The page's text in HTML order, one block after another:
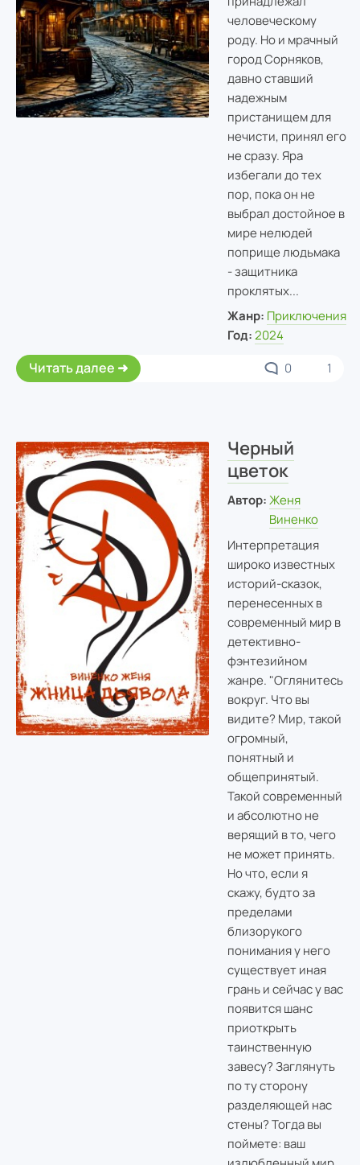
человеческому
роду. Но и мрачный
город Сорняков,
давно ставший
надежным
пристанищем для
нечисти, принял его
не сразу. Яра
избегали до тех
пор, пока он не
выбрал достойное в
мире нелюдей
поприще людьмака
- защитника
проклятых...
Жанр: Приключения
Год: 2024
Читать далее 0 1
Черный
цветок
Автор: Женя
Виненко
Интерпретация
широко известных
историй-сказок,
перенесенных в
современный мир в
детективно-
фэнтезийном
жанре. "Оглянитесь
вокруг. Что вы
видите? Мир, такой
огромный,
понятный и
общепринятый.
Такой современный
и абсолютно не
верящий в то, чего
не может принять.
Но что, если я
скажу, будто за
пределами
близорукого
понимания у него
существует иная
грань и сейчас у вас
появится шанс
приоткрыть
таинственную
завесу? Заглянуть
по ту сторону
разделяющей нас
стены? Тогда вы
поймете: ваш